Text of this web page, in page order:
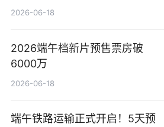
2026-06-18
2026端午档新片预售票房破
6000万
2026-06-18
端午铁路运输正式开启！5天预